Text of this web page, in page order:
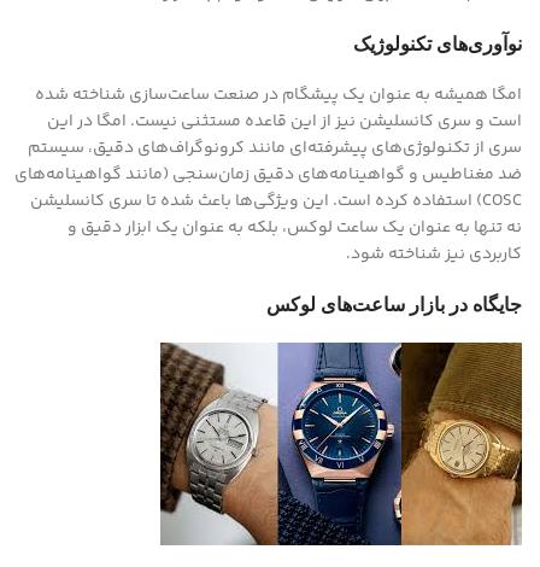
نوآوری‌های تکنولوژیک
امگا همیشه به عنوان یک پیشگام در صنعت ساعت‌سازی شناخته شده
است و سری کانسلیشن نیز از این قاعده مستثنی نیست. امگا در این
سری از تکنولوژی‌های پیشرفته‌ای مانند کرونوگراف‌های دقیق، سیستم
ضد مغناطیس و گواهینامه‌های دقیق زمان‌سنجی (مانند گواهینامه‌های
COSC) استفاده کرده است. این ویژگی‌ها باعث شده تا سری کانسلیشن
نه تنها به عنوان یک ساعت لوکس، بلکه به عنوان یک ابزار دقیق و
کاربردی نیز شناخته شود.
جایگاه در بازار ساعت‌های لوکس